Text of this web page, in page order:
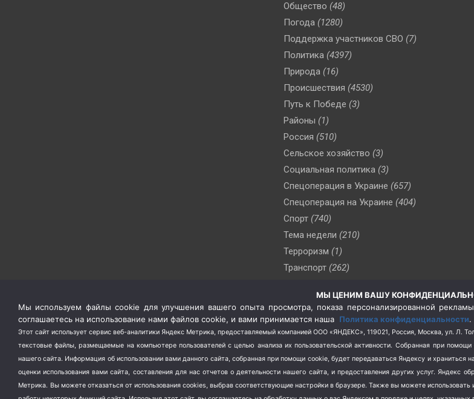
Общество (48)
Погода (1280)
Поддержка участников СВО (7)
Политика (4397)
Природа (16)
Происшествия (4530)
Путь к Победе (3)
Районы (1)
Россия (510)
Сельское хозяйство (3)
Социальная политика (3)
Спецоперация в Украине (657)
Спецоперация на Украине (404)
Спорт (740)
Тема недели (210)
Терроризм (1)
Транспорт (262)
(76)
Цены (2)
Школа и спорт (2)
Экология (8)
Экономика
(1172)
МЫ ЦЕНИМ ВАШУ
Мы используем файлы cookie для улучшения вашего опыта просмотра, показа персонализированной
соглашаетесь на использование нами файлов cookie, и вами принимается наша Политика конфиденциальности.
Этот сайт использует сервис веб-аналитики Яндекс Метрика, предоставляемый компанией ООО «ЯНДЕКС», 119021, Россия, Москва, ул. Л.
текстовые файлы, размещаемые на компьютере пользователей с целью анализа их пользовательской активности. Собранная при помощи
нашего сайта. Информация об использовании вами данного сайта, собранная при помощи cookie, будет передаваться Яндексу и
оценки использования вами сайта, составления для нас отчетов о деятельности нашего сайта, и предоставления других услуг. Яндекс
Метрика. Вы можете отказаться от использования cookies, выбрав соответствующие настройки в браузере. Также вы можете